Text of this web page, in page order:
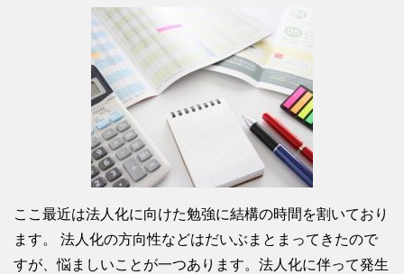
ここ最近は法人化に向けた勉強に結構の時間を割いており
ます。 法人化の方向性などはだいぶまとまってきたので
すが、悩ましいことが一つあります。法人化に伴って発生